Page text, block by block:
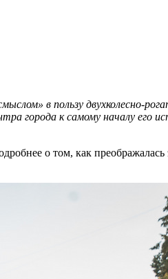
в пользу двухколесно-
города к самому началу его
о том, как преображалась